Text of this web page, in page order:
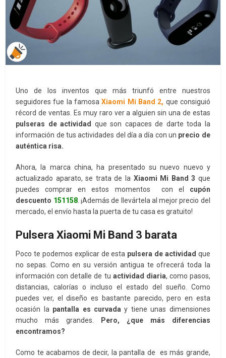
Uno de los inventos que más triunfó entre nuestros
seguidores fue la famosaXiaomi Mi Band 2, que consiguió
récord de ventas. Es muy raro ver a alguien sin una de estas
pulseras de actividad que son capaces de darte toda la
información de tus actividades del día a día con un precio de
auténtica risa.
Ahora, la marca china, ha presentado su nuevo nuevo y
actualizado aparato, se trata de la Xiaomi Mi Band 3 que
puedes comprar en estos momentos con el cupón
descuento 151158. ¡Además de llevártela al mejor precio del
mercado, el envío hasta la puerta de tu casa es gratuito!
Pulsera Xiaomi Mi Band 3 barata
Poco te podemos explicar de esta pulsera de actividad que
no sepas. Como en su versión antigua te ofrecerá toda la
información con detalle de tu actividad diaria, como pasos,
distancias, calorías o incluso el estado del sueño. Como
puedes ver, el diseño es bastante parecido, pero en esta
ocasión lapantalla es curvada y tiene unas dimensiones
mucho más grandes.
Pero, ¿que más diferencias
encontramos?
Como te acabamos de decir, la pantalla de es más grande,